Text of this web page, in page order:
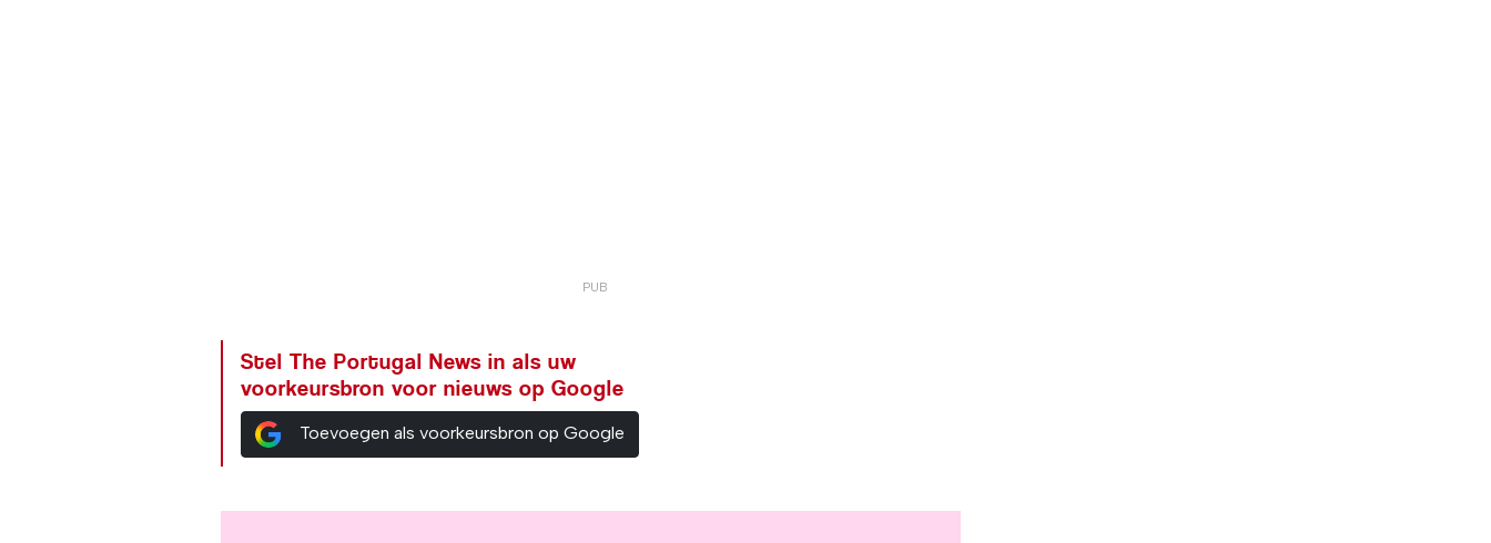
Stel The Portugal News in als uw
voorkeursbron voor nieuws op Google
Toevoegen als voorkeursbron op Google